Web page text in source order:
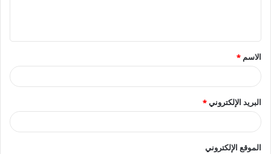
ق
*
الاسم *
البريد الإلكتروني*
الموقع الإلكتروني